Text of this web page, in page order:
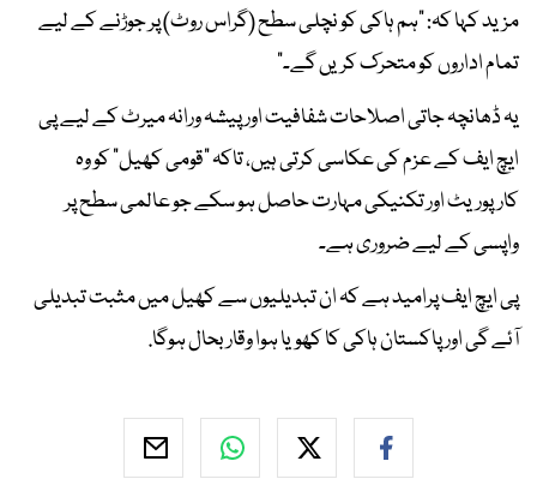
مزید کہا کہ: "ہم ہاکی کو نچلی سطح (گراس روٹ) پر جوڑنے کے لیے
تمام اداروں کو متحرک کریں گے۔"
یہ ڈھانچہ جاتی اصلاحات شفافیت اور پیشہ ورانہ میرٹ کے لیے پی
ایچ ایف کے عزم کی عکاسی کرتی ہیں، تاکہ "قومی کھیل" کو وہ
کارپوریٹ اور تکنیکی مہارت حاصل ہو سکے جو عالمی سطح پر
واپسی کے لیے ضروری ہے۔
پی ایچ ایف پرامید ہے کہ ان تبدیلیوں سے کھیل میں مثبت تبدیلی
آئے گی اور پاکستان ہاکی کا کھویا ہوا وقار بحال ہوگا.